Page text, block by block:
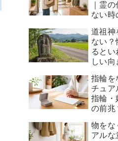
｜霊
ない時
道祖神
ない？
るとい
しい
指輪を
チュア
指輪・
の前兆
物をな
アルな